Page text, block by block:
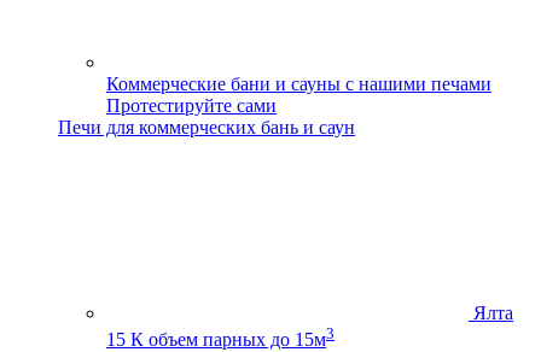
Коммерческие бани и сауны с нашими печами
Протестируйте сами
Печи для коммерческих бань и саун
Ялта
15 К объем парных до 15м3